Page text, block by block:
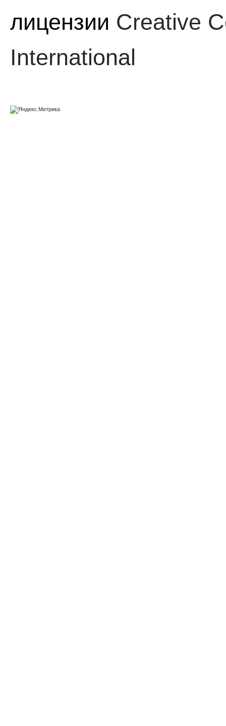
лицензии Creative
International